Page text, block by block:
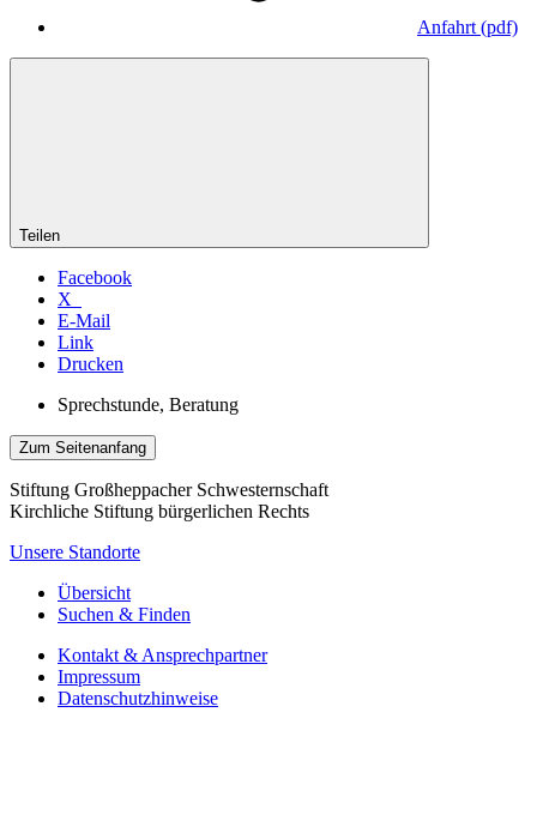
Anfahrt (pdf)
Teilen
Facebook
X
E-Mail
Link
Drucken
Sprechstunde, Beratung
Zum Seitenanfang
Stiftung Großheppacher Schwesternschaft
Kirchliche Stiftung bürgerlichen Rechts
Unsere Standorte
Übersicht
Suchen & Finden
Kontakt & Ansprechpartner
Impressum
Datenschutzhinweise